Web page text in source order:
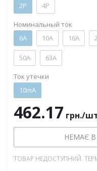
2P
4P
Номинальный ток
6А
10А 16А
50А 63А
Ток утечки
10mA
462.17 грн./
НЕМАЄ В
ТОВАР НЕДОСТУПНИЙ.